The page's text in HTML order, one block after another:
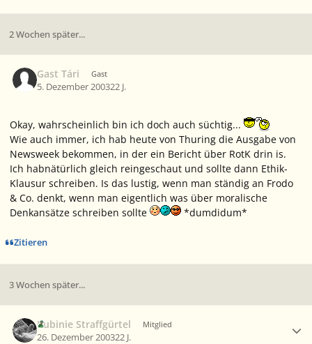
2 Wochen später...
Gast Tári Gast
5. Dezember 200322 J.
Okay, wahrscheinlich bin ich doch auch süchtig...
Wie auch immer, ich hab heute von Thuring die Ausgabe von
Newsweek bekommen, in der ein Bericht über RotK drin is.
Ich habnätürlich gleich reingeschaut und sollte dann Ethik-
Klausur schreiben. Is das lustig, wenn man ständig an Frodo
& Co. denkt, wenn man eigentlich was über moralische
Denkansätze schreiben sollte
*dumdidum*
Zitieren
3 Wochen später...
Rubinie Straffgürtel Mitglied
26. Dezember 200322 J.